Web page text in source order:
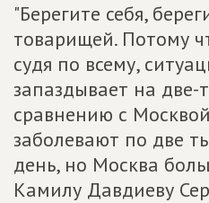
"Берегите себя,
товарищей. Потому
судя по всему,
запаздывает на две-
сравнению с
заболевают по две
день, но Москва
Камилу Давдиеву